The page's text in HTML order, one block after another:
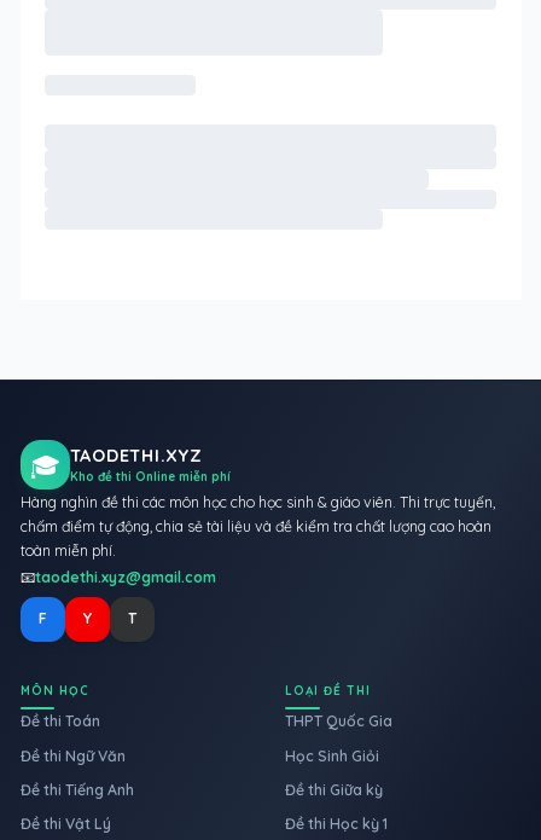
🎓 TAODETHI.XYZ
Kho đề thi Online miễn phí
Hàng nghìn đề thi các môn học cho học sinh & giáo viên. Thi trực tuyến,
chấm điểm tự động, chia sẻ tài liệu và đề kiểm tra chất lượng cao hoàn
toàn miễn phí.
📧taodethi.xyz@gmail.com
F Y T
MÔN HỌC
Đề thi Toán
Đề thi Ngữ Văn
Đề thi Tiếng Anh
Đề thi Vật Lý
LOẠI ĐỀ THI
THPT Quốc Gia
Học Sinh Giỏi
Đề thi Giữa kỳ
Đề thi Học kỳ 1